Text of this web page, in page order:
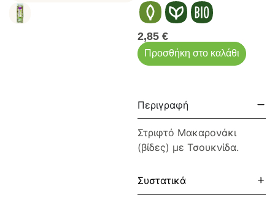
2,85 €
Προσθήκη στο καλάθι
Περιγραφή
Στριφτό Μακαρονάκι
(βίδες) με Τσουκνίδα.
Συστατικά